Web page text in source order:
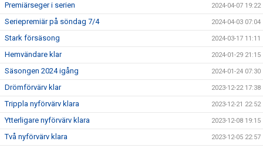
Premiärseger i serien 2024-04-07 19:22
Seriepremiär på söndag 7/4 2024-04-03 07:04
Stark försäsong 2024-03-17 11:11
Hemvändare klar 2024-01-29 21:15
Säsongen 2024 igång 2024-01-24 07:30
Drömförvärv klar 2023-12-22 17:38
Trippla nyförvärv klara 2023-12-21 22:52
Ytterligare nyförvärv klara 2023-12-08 19:15
Två nyförvärv klara 2023-12-05 22:57